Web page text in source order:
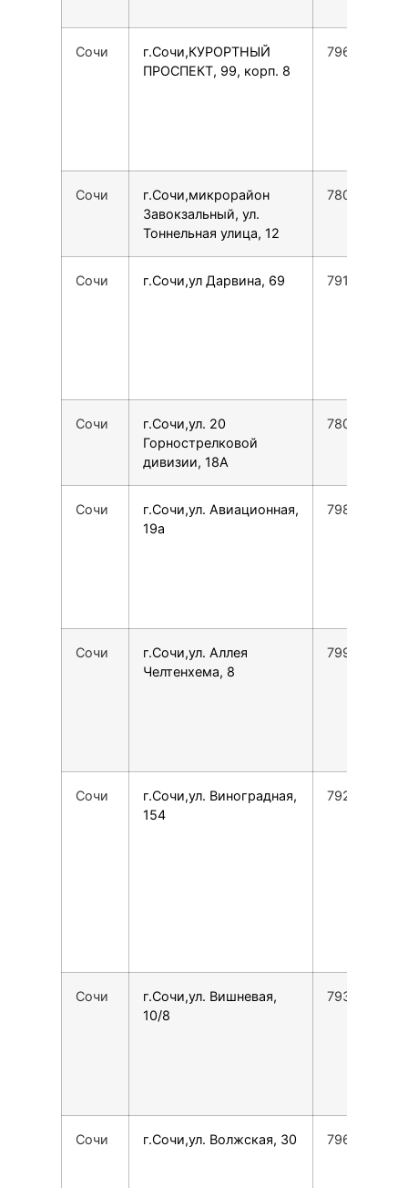
Сочи
г.Сочи,КУРОРТНЫЙ
ПРОСПЕКТ, 99, корп. 8
Сочи
г.Сочи,микрорайон
Завокзальный, ул.
Тоннельная улица, 12
Сочи г.Сочи,ул Дарвина, 69
Сочи
г.Сочи,ул. 20
Горнострелковой
дивизии, 18А
Сочи
г.Сочи,ул. Авиационная,
19а
Сочи
г.Сочи,ул. Аллея
Челтенхема, 8
Сочи
г.Сочи,ул. Виноградная,
154
Сочи
г.Сочи,ул. Вишневая,
10/8
Сочи г.Сочи,ул. Волжская, 30